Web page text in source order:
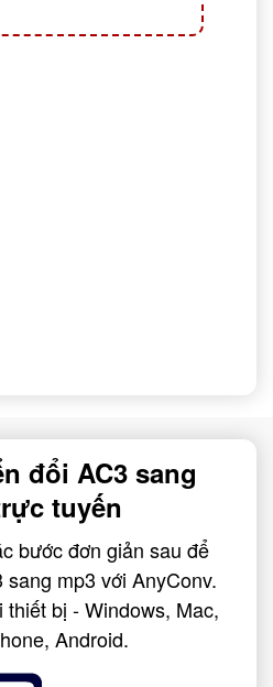
đổi AC3 sang
tuyến
bước đơn giản sau để
mp3 với AnyConv.
bị - Windows, Mac,
Android.